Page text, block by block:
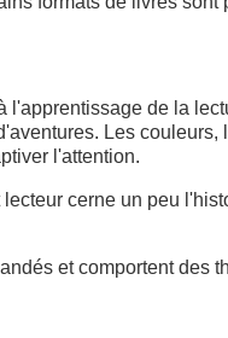
l'apprentissage de la
Les couleurs,
l'attention.
cerne un peu
et comportent des